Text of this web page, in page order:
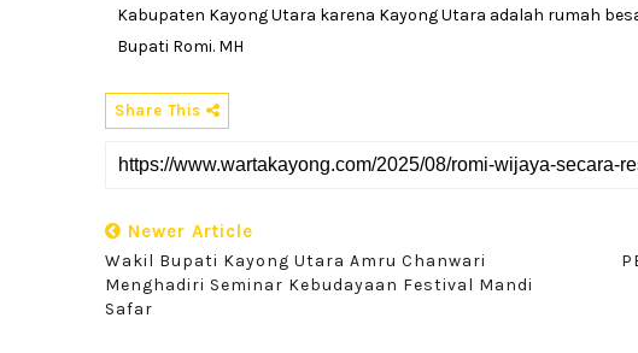
Kabupaten Kayong Utara karena Kayong Utara adalah rumah
Bupati Romi. MH
Share This
Newer Article
Wakil Bupati Kayong Utara Amru Chanwari
Menghadiri Seminar Kebudayaan Festival Mandi
Safar